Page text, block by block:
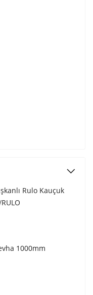
Rulo Kauçuk
1000mm